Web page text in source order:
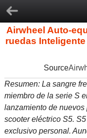
Airwheel Auto-
ruedas
Source
Resumen: La sangre
miembro de la serie S
lanzamiento de
scooter eléctrico S5.
exclusivo personal.